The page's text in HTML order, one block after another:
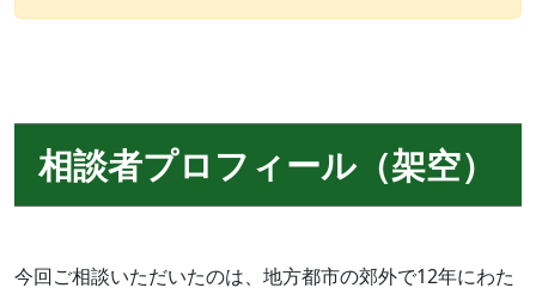
相談者プロフィール（架空）
今回ご相談いただいたのは、地方都市の郊外で12年にわた